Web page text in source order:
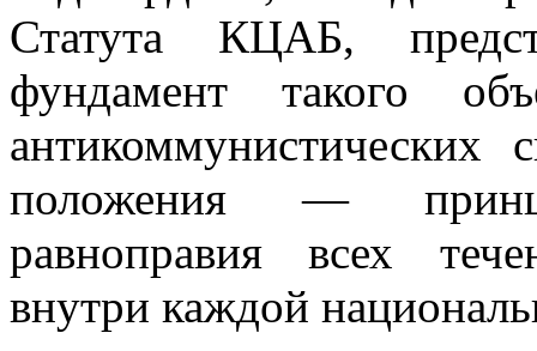
Статута КЦАБ,
фундамент такого
положения —
равноправия всех
внутри каждой